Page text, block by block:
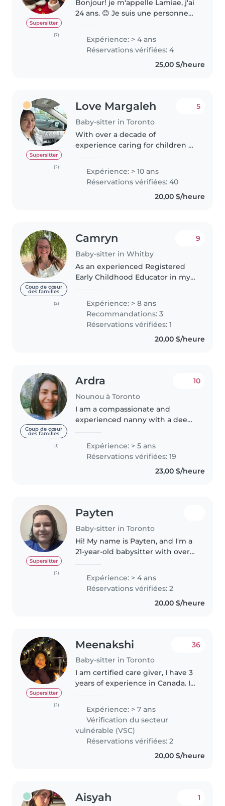
Supersitter
(7)
Bonjour! je m'appelle Lamiae, j'ai
24 ans. 😊 Je suis une personne
travail auprès des enfants. J'ai
plus de 4 ans d'expérience avec
Expérience: > 4 ans
Réservations vérifiées: 4
25,00 $/heure
Supersitter
(2)
Love Margaleh
Baby-sitter in Toronto
5
With over a decade of
experience caring for children of
enthusiastic approach to
babysitting. I'm comfortable
with pets, cooking, and helping
Expérience: > 10 ans
Réservations vérifiées: 40
20,00 $/heure
Coup de cœur
des familles
(2)
Camryn
Baby-sitter in Whitby
9
As an experienced Registered
Early Childhood Educator in my
experience working with
children of all ages, from babies
to teenagers. I'm calm, patient,..
Expérience: > 8 ans
Recommandations: 3
Réservations vérifiées: 1
20,00 $/heure
Coup de cœur
des familles
(1)
Ardra
Nounou à Toronto
10
I am a compassionate and
experienced nanny with a deep
children of all ages and abilities.
With 5 years of extensive
experience, I have cared for
Expérience: > 5 ans
Réservations vérifiées: 19
23,00 $/heure
Supersitter
(2)
Payten
Baby-sitter in Toronto
Hi! My name is Payten, and I'm a
21-year-old babysitter with over 4
graduate from Dalhousie
University, where I earned a
Expérience: > 4 ans
Réservations vérifiées: 2
20,00 $/heure
Supersitter
(2)
Meenakshi
Baby-sitter in Toronto
36
I am certified care giver, I have 3
years of experience in Canada. I
Aid certificates. I am also taking
care of people with mental
illness. I believe..
Expérience: > 7 ans
Vérification du secteur
vulnérable (VSC)
Réservations vérifiées: 2
20,00 $/heure
Aisyah 1